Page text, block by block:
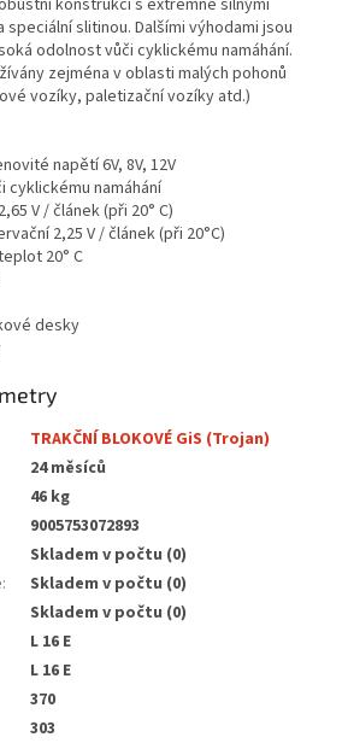
konstrukcí s extrémně silnými
slitinou. Dalšími výhodami jsou
odolnost vůči cyklickému namáhání.
zejména v oblasti malých pohonů
vozíky, paletizační vozíky atd.)
napětí 6V, 8V, 12V
cyklickému namáhání
V / článek (při 20° C)
2,25 V / článek (při 20°C)
20° C
desky
TRAKČNÍ BLOKOVÉ GiS (Trojan)
24 měsíců
46 kg
9005753072893
Skladem v počtu (0)
:
Skladem v počtu (0)
Skladem v počtu (0)
L 16 E
L 16 E
370
303